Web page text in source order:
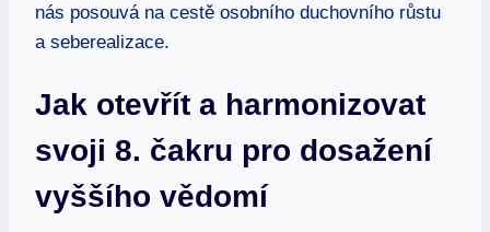
nás posouvá na cestě osobního⁤ duchovního růstu
a seberealizace.
Jak otevřít‌ a harmonizovat‌
svoji 8.⁢ čakru pro‍ dosažení
vyššího vědomí